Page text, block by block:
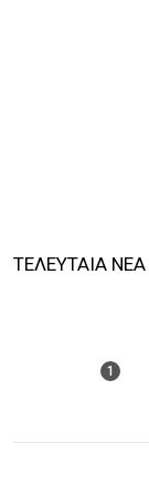
ΤΕΛΕΥΤΑΙΑ ΝΕΑ